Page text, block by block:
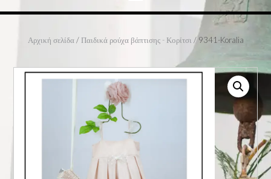
Αρχική σελίδα/ Παιδικά ρούχα βάπτισης - Κορίτσι / 9341-Koralia